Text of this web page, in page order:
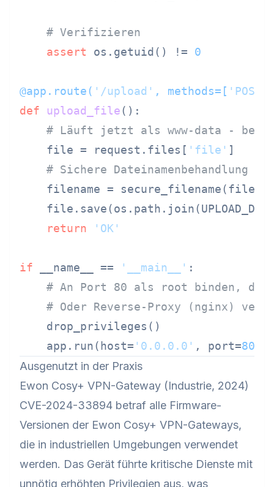
# Verifizieren
assert os.getuid() != 0
@app.route( '/upload' , methods=[ 'POST'
def
upload_file():
# Läuft jetzt als www-data -
    file = request.files[
'file' ]
# Sichere Dateinamenbehandlung
filename =
return
'OK'
if __name__ == '__main__' :
# An Port 80 als root binden,
# Oder Reverse-Proxy (nginx)
    drop_privileges()
    app.run(host=
'0.0.0.0' , port=8080
Ausgenutzt in der Praxis
Ewon Cosy+ VPN-Gateway (Industrie, 2024)
CVE-2024-33894 betraf alle Firmware-
Versionen der Ewon Cosy+ VPN-Gateways,
die in industriellen Umgebungen verwendet
werden. Das Gerät führte kritische Dienste mit
unnötig erhöhten Privilegien aus, was